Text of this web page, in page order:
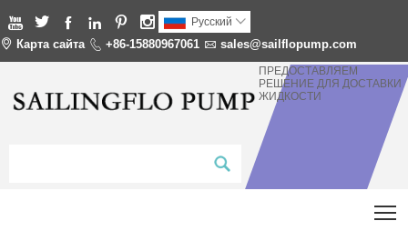
      Pусский 
 Карта сайта  +86-15880967061  sales@sailflopump.com
ПРЕДОСТАВЛЯЕМ
РЕШЕНИЕ ДЛЯ ДОСТАВКИ
ЖИДКОСТИ